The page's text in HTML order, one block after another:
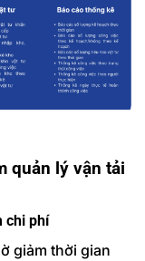
quản lý vận tải
chi phí
giảm thời gian